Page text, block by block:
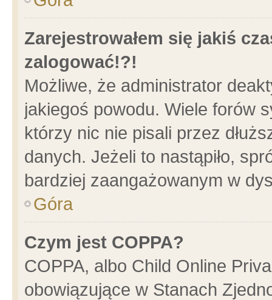
Zarejestrowałem się jakiś
zalogować!?!
Możliwe, że administrator
jakiegoś powodu. Wiele forów
którzy nic nie pisali przez
danych. Jeżeli to nastąpiło,
bardziej zaangażowanym w
Góra
Czym jest COPPA?
COPPA, albo Child Online
obowiązujące w Stanach